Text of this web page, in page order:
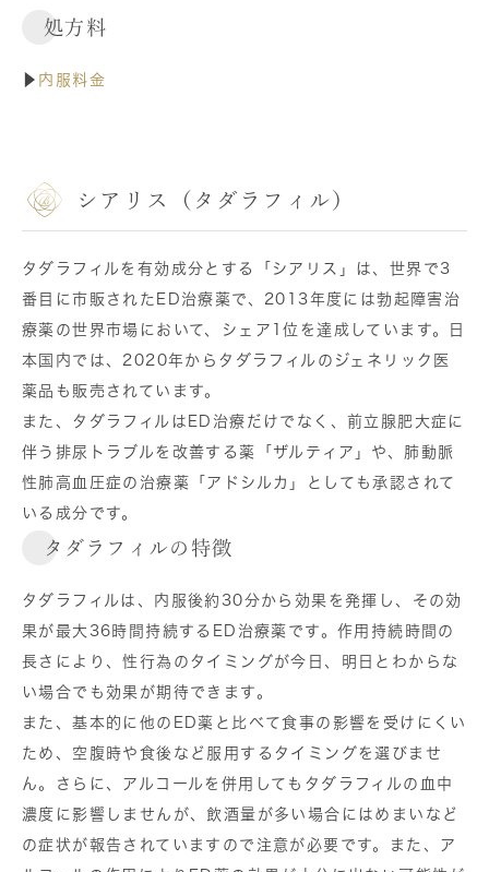
処方料
▶ 内服料金
シアリス（タダラフィル）
タダラフィルを有効成分とする「シアリス」は、世界で3
番目に市販されたED治療薬で、2013年度には勃起障害治
療薬の世界市場において、シェア1位を達成しています。日
本国内では、2020年からタダラフィルのジェネリック医
薬品も販売されています。
また、タダラフィルはED治療だけでなく、前立腺肥大症に
伴う排尿トラブルを改善する薬「ザルティア」や、肺動脈
性肺高血圧症の治療薬「アドシルカ」としても承認されて
いる成分です。
タダラフィルの特徴
タダラフィルは、内服後約30分から効果を発揮し、その効
果が最大36時間持続するED治療薬です。作用持続時間の
長さにより、性行為のタイミングが今日、明日とわからな
い場合でも効果が期待できます。
また、基本的に他のED薬と比べて食事の影響を受けにくい
ため、空腹時や食後など服用するタイミングを選びませ
ん。さらに、アルコールを併用してもタダラフィルの血中
濃度に影響しませんが、飲酒量が多い場合にはめまいなど
の症状が報告されていますので注意が必要です。また、ア